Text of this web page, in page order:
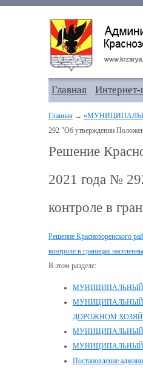
Главная
Главная →
292 "Об утверждении
Решение
2021 года №
контроле в
Решение Краснозоренского
контроле в границах
В этом разделе:
МУНИЦИПАЛЬНЫЙ
ДОРОЖНОМ
МУНИЦИПАЛЬНЫЙ
МУНИЦИПАЛЬНЫЙ
Постановление